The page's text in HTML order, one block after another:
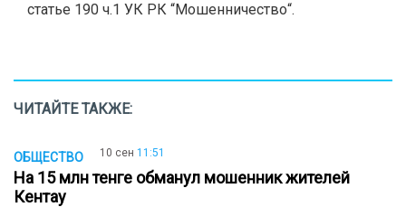
статье 190 ч.1 УК РК “Мошенничество“.
ЧИТАЙТЕ ТАКЖЕ:
ОБЩЕСТВО 10 сен 11:51
На 15 млн тенге обманул мошенник жителей
Кентау